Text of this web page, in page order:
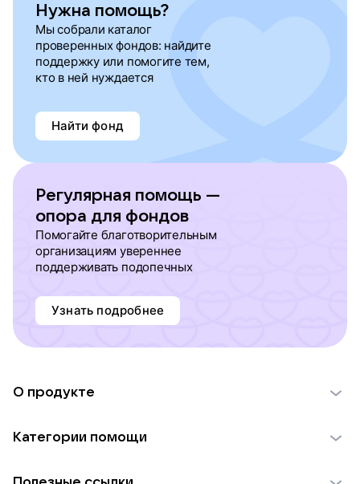
Нужна помощь?
Мы собрали каталог
проверенных фондов: найдите
поддержку или помогите тем,
кто в ней нуждается
Найти фонд
Регулярная помощь —
опора для фондов
Помогайте благотворительным
организациям увереннее
поддерживать подопечных
Узнать подробнее
О продукте
Использование материалов
Категории помощи